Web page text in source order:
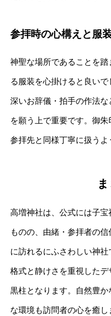
参拝時の心構えと服
神聖な場所であることを
る服装を心掛けると良いで
深いお辞儀・拍手の作法
を願う上で重要です。御
参拝先と同様丁寧に扱うよ
高増神社は、公式には子
ものの、由緒・参拝者の
に訪れるにふさわしい神
格式と静けさを重視した
黒柱となります。自然豊
な環境も訪問者の心を癒し